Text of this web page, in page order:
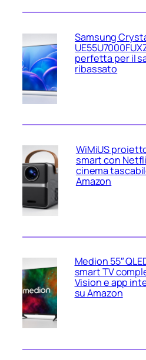
Samsung
perfetta per il
ribassato
WiMiUS
smart con
cinema
Amazon
Medion 55″
smart TV
Vision e app
su Amazon